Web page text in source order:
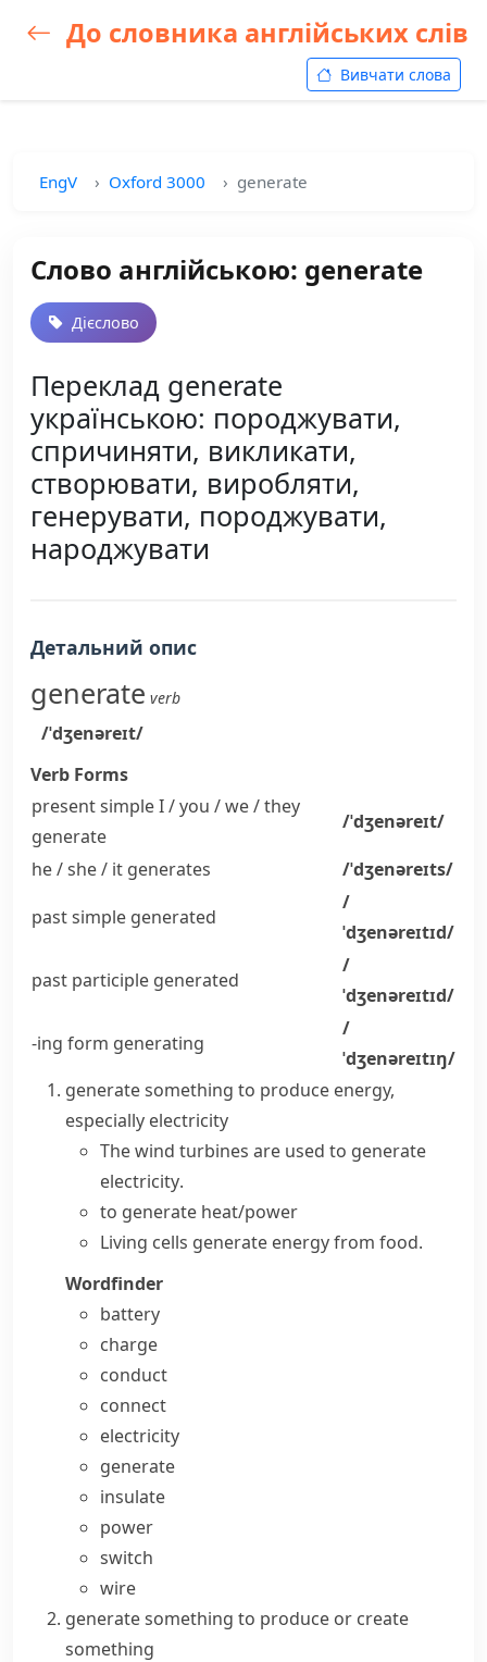
До словника англійських слів
Вивчати слова
EngV Oxford 3000 generate
Слово англійською: generate
Дієслово
Переклад generate
українською: породжувати,
спричиняти, викликати,
створювати, виробляти,
генерувати, породжувати,
народжувати
Детальний опис
generate verb
/ˈdʒenəreɪt/
Verb Forms
present simple I / you / we / they
generate
/ˈdʒenəreɪt/
he / she / it generates
/ˈdʒenəreɪts/
past simple generated
/
ˈdʒenəreɪtɪd/
past participle generated
/
ˈdʒenəreɪtɪd/
-ing form generating
/
ˈdʒenəreɪtɪŋ/
generate something to produce energy,
especially electricity
The wind turbines are used to generate
electricity.
to generate heat/power
Living cells generate energy from food.
Wordfinder
battery
charge
conduct
connect
electricity
generate
insulate
power
switch
wire
generate something to produce or create
something